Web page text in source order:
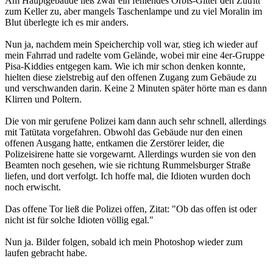
zum Keller zu, aber mangels Taschenlampe und zu viel Moralin im
Blut überlegte ich es mir anders.
Nun ja, nachdem mein Speicherchip voll war, stieg ich wieder auf
mein Fahrrad und radelte vom Gelände, wobei mir eine 4er-Gruppe
Pisa-Kiddies entgegen kam. Wie ich mir schon denken konnte,
hielten diese zielstrebig auf den offenen Zugang zum Gebäude zu
und verschwanden darin. Keine 2 Minuten später hörte man es dann
Klirren und Poltern.
Die von mir gerufene Polizei kam dann auch sehr schnell, allerdings
mit Tatütata vorgefahren. Obwohl das Gebäude nur den einen
offenen Ausgang hatte, entkamen die Zerstörer leider, die
Polizeisirene hatte sie vorgewarnt. Allerdings wurden sie von den
Beamten noch gesehen, wie sie richtung Rummelsburger Straße
liefen, und dort verfolgt. Ich hoffe mal, die Idioten wurden doch
noch erwischt.
Das offene Tor ließ die Polizei offen, Zitat: "Ob das offen ist oder
nicht ist für solche Idioten völlig egal."
Nun ja. Bilder folgen, sobald ich mein Photoshop wieder zum
laufen gebracht habe.